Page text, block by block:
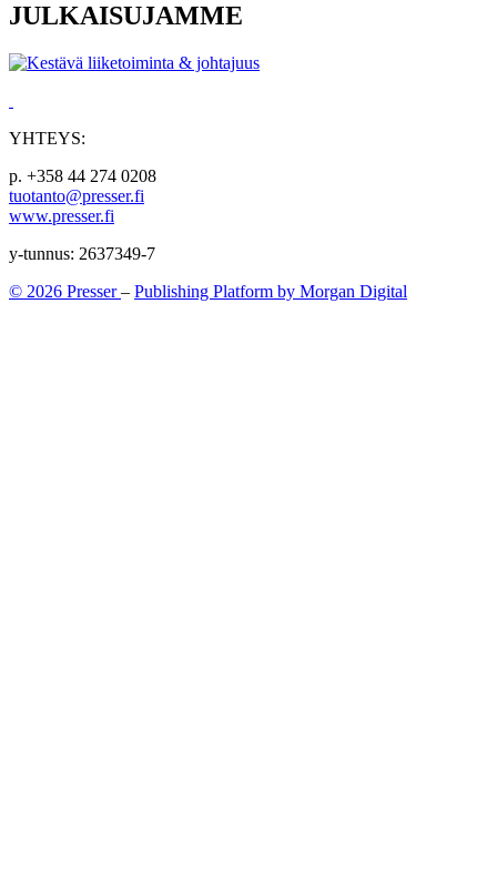
JULKAISUJAMME
YHTEYS:
p. +358 44 274 0208
tuotanto@presser.fi
www.presser.fi
y-tunnus: 2637349-7
© 2026 Presser– Publishing Platform by Morgan Digital